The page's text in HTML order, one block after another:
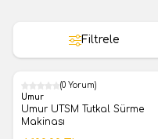
Filtrele
%59
(0 Yorum)
Umur
Umur UTSM Tutkal Sürme
Makinası